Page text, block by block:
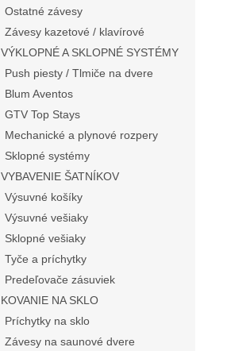
Ostatné závesy
Závesy kazetové / klavírové
VÝKLOPNÉ A SKLOPNÉ SYSTÉMY
Push piesty / Tlmiče na dvere
Blum Aventos
GTV Top Stays
Mechanické a plynové rozpery
Sklopné systémy
VYBAVENIE ŠATNÍKOV
Výsuvné košíky
Výsuvné vešiaky
Sklopné vešiaky
Tyče a príchytky
Predeľovače zásuviek
KOVANIE NA SKLO
Príchytky na sklo
Závesy na saunové dvere